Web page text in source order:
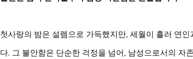
첫사랑의 밤은 설렘으로 가득했지만, 세월이 흘러 연
다. 그 불안함은 단순한 걱정을 넘어, 남성으로서의 자